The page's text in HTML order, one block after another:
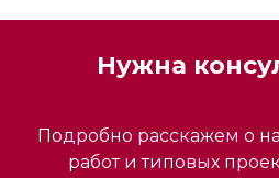
Нужна
Подробно расскажем о
работ и типовых